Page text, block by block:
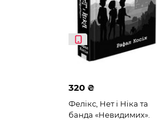
320 ₴
Фелікс, Нет і Ніка та
банда «Невидимих».